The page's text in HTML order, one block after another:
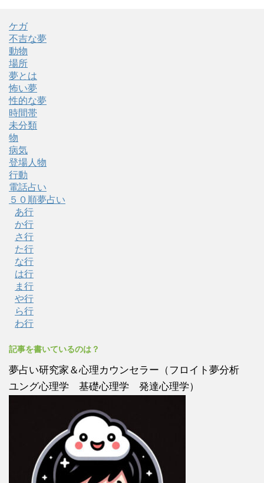
ケガ
不吉な夢
動物
場所
夢とは
怖い夢
性的な夢
時間帯
未分類
物
病気
登場人物
行動
電話占い
５０順夢占い
あ行
か行
さ行
た行
な行
は行
ま行
や行
ら行
わ行
記事を書いているのは？
夢占い研究家＆心理カウンセラー（フロイト夢分析
ユング心理学 基礎心理学 発達心理学）